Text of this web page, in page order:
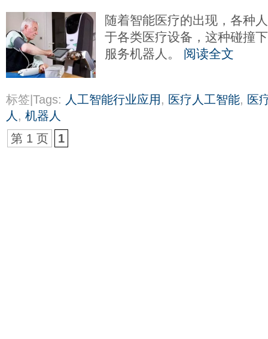
随着智能医疗的出现，各种
于各类医疗设备，这种碰撞
服务机器人。 阅读全文
标签|Tags: 人工智能行业应用 , 医疗人工智能, 医
人 , 机器人
第 1 页
1